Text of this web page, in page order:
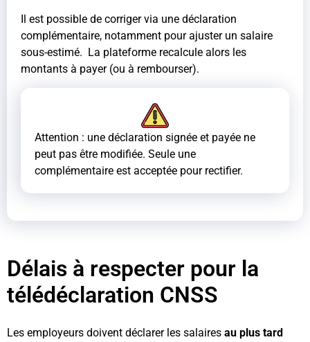
Il est possible de corriger via une déclaration
complémentaire, notamment pour ajuster un salaire
sous-estimé. La plateforme recalcule alors les
montants à payer (ou à rembourser).
Attention : une déclaration signée et payée ne
peut pas être modifiée. Seule une
complémentaire est acceptée pour rectifier.
Délais à respecter pour la
télédéclaration CNSS
Les employeurs doivent déclarer les salaires au plus tard